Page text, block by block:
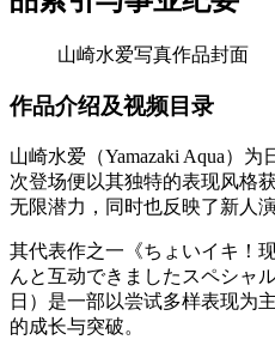
山崎水爱写真作品封面
作品介绍及视频目录
山崎水爱（Yamazaki Aqua）
次登场便以其独特的表现风格
无限潜力，同时也反映了新人
其代表作之一《ちょいイキ！
んと互动できましたスペシャ
日）是一部以尝试多样表现为
的成长与突破。